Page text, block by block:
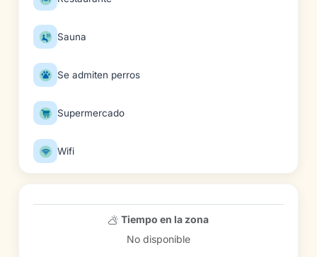
Sauna
Se admiten perros
Supermercado
Wifi
Tiempo en la zona
No disponible